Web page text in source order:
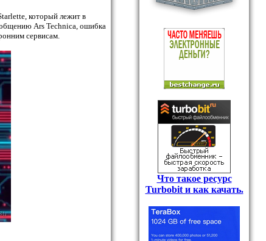
который лежит в
Ars Technica, ошибка
сервисам.
Что такое ресурс
Turbobit и как качать.